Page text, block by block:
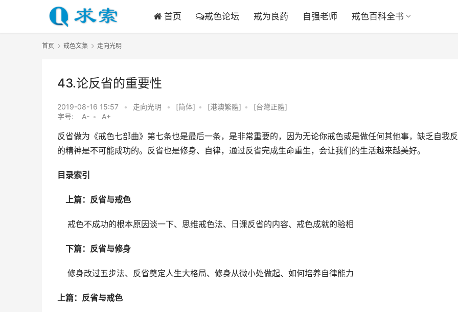
首页 戒色论坛 戒为良药 自强老师 戒色百科全书
首页 戒色文集 走向光明
43.论反省的重要性
2019-08-16 15:57 • 走向光明 • [简体] • [港澳繁體] •
[台灣正體]
字号:
A- • A+
反省做为《戒色七部曲》第七条也是最后一条，是非常重要的，因为无论你戒色或是做任何其他事，缺乏自我
的精神是不可能成功的。反省也是修身、自律，通过反省完成生命重生，会让我们的生活越来越美好。
目录索引
上篇：反省与戒色
戒色不成功的根本原因谈一下、思维戒色法、日课反省的内容、戒色成就的验相
下篇：反省与修身
修身改过五步法、反省奠定人生大格局、修身从微小处做起、如何培养自律能力
上篇：反省与戒色